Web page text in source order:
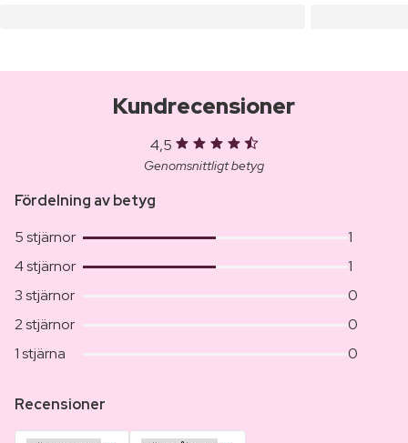
Kundrecensioner
4,5
Genomsnittligt betyg
Fördelning av betyg
5 stjärnor
1
4 stjärnor
1
3 stjärnor
0
2 stjärnor
0
1 stjärna
0
Recensioner